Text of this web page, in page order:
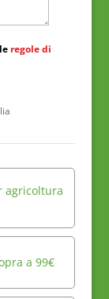
regole di
agricoltura
a 99€